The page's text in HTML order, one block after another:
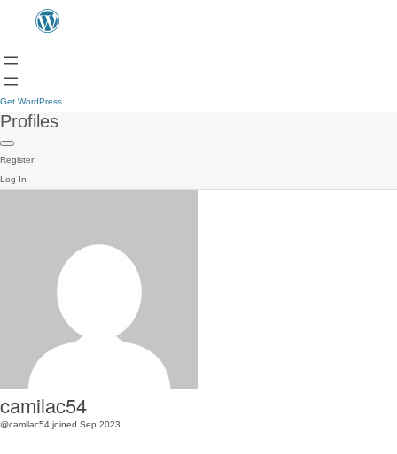
Get WordPress
Profiles
Register
Log In
camilac54
@camilac54 joined Sep 2023